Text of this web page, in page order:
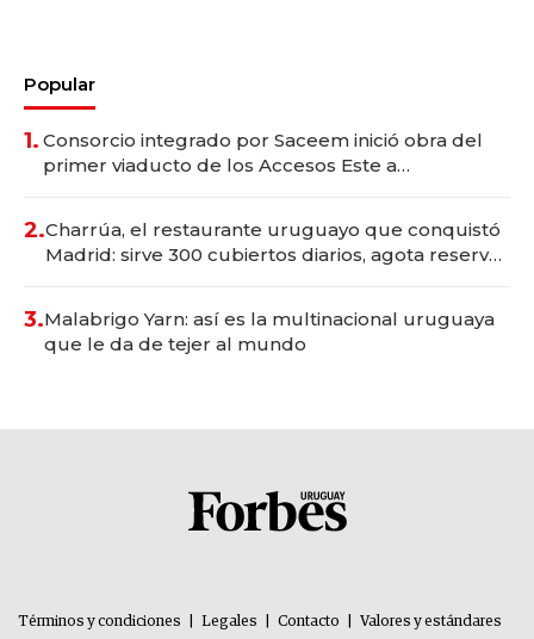
Popular
1. Consorcio integrado por Saceem inició obra del
primer viaducto de los Accesos Este a
2.Charrúa, el restaurante uruguayo que conquistó
Madrid: sirve 300 cubiertos diarios, agota reservas
3.Malabrigo Yarn: así es la multinacional uruguaya
que le da de tejer al mundo
Términos y condiciones Legales Contacto Valores y estándares